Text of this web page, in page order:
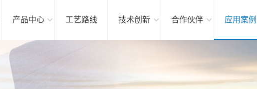
产品中心 工艺路线 技术创新 合作伙伴 应用案例